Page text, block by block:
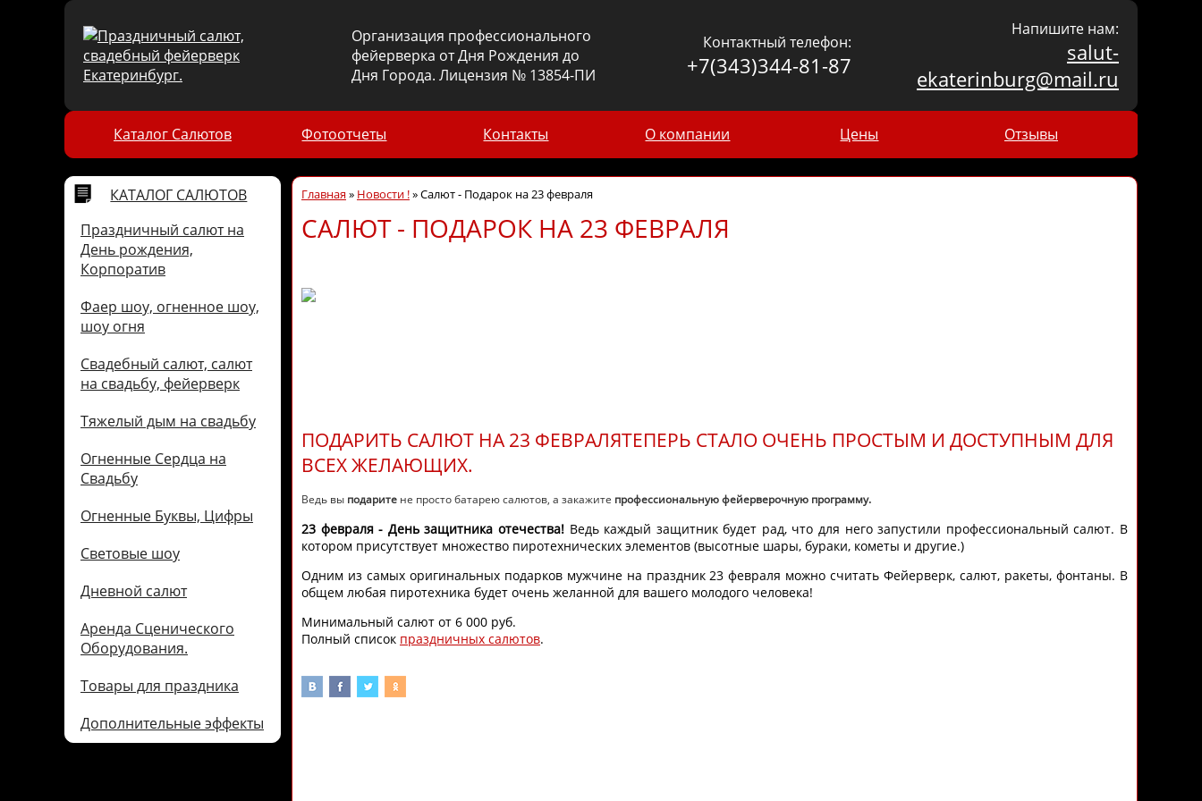
Организация профессионального
фейерверка от Дня Рождения до
Дня Города. Лицензия № 13854-ПИ
Контактный телефон:
+7(343)344-81-87
Напишите нам:
salut-
ekaterinburg@mail.ru
Каталог Салютов Фотоотчеты Контакты О компании Цены Отзывы
КАТАЛОГ САЛЮТОВ
Праздничный салют на
День рождения,
Корпоратив
Фаер шоу, огненное шоу,
шоу огня
Свадебный салют, салют
на свадьбу, фейерверк
Тяжелый дым на свадьбу
Огненные Сердца на
Свадьбу
Огненные Буквы, Цифры
Световые шоу
Дневной салют
Аренда Сценического
Оборудования.
Товары для праздника
Дополнительные эффекты
Главная» Новости !»Салют - Подарок на 23 февраля
САЛЮТ - ПОДАРОК НА 23 ФЕВРАЛЯ
ПОДАРИТЬ САЛЮТ НА 23 ФЕВРАЛЯТЕПЕРЬ СТАЛО ОЧЕНЬ ПРОСТЫМ И ДОСТУПНЫМ ДЛЯ
ВСЕХ ЖЕЛАЮЩИХ.
Ведь вы подаритене просто батарею салютов, а закажите профессиональнуюфейерверочную программу.
23 февраля - День защитника отечества!Ведь каждый защитник будет рад, что для него запустили профессиональный салют. В
котором присутствует множество пиротехнических элементов (высотные шары, бураки, кометы и другие.)
Одним из самых оригинальных подарков мужчине на праздник 23 февраля можно считать Фейерверк, салют, ракеты, фонтаны. В
общем любая пиротехника будет очень желанной для вашего молодого человека!
Минимальный салют от 6 000 руб.
Полный список праздничных салютов.